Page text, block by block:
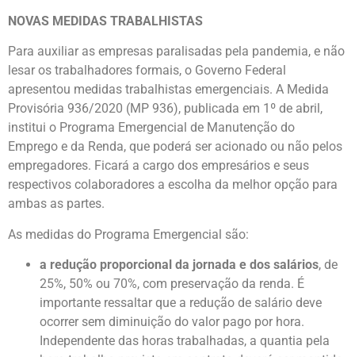
NOVAS MEDIDAS TRABALHISTAS
Para auxiliar as empresas paralisadas pela pandemia, e não
lesar os trabalhadores formais, o Governo Federal
apresentou medidas trabalhistas emergenciais. A Medida
Provisória 936/2020 (MP 936), publicada em 1º de abril,
institui o Programa Emergencial de Manutenção do
Emprego e da Renda, que poderá ser acionado ou não pelos
empregadores. Ficará a cargo dos empresários e seus
respectivos colaboradores a escolha da melhor opção para
ambas as partes.
As medidas do Programa Emergencial são:
a redução proporcional da jornada e dos salários, de
25%, 50% ou 70%, com preservação da renda. É
importante ressaltar que a redução de salário deve
ocorrer sem diminuição do valor pago por hora.
Independente das horas trabalhadas, a quantia pela